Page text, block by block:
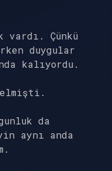
Çünkü
duygular
kalıyordu.
da
aynı anda